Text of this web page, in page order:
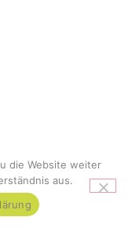
die Website weiter
aus.